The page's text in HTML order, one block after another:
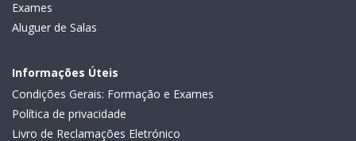
Exames
Aluguer de Salas
Informações Úteis
Condições Gerais: Formação e Exames
Política de privacidade
Livro de Reclamações Eletrónico